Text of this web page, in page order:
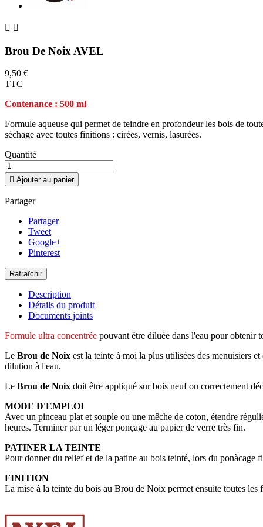
 
Brou De Noix AVEL
9,50 €
TTC
Contenance : 500 ml
Formule aqueuse qui permet de teindre en profondeur les bois de
séchage avec toutes finitions : cirées, vernis, lasurées.
Quantité
 Ajouter au panier
Partager
Partager
Tweet
Google+
Pinterest
Description
Détails du produit
Documents joints
Formule ultra concentrée pouvant être diluée dans l'eau pour obtenir
Le Brou de Noix est la teinte à moi la plus utilisées des menuisiers
dilution à l'eau.
Le Brou de Noix doit être appliqué sur bois neuf ou correctement
MODE D'EMPLOI
Avec un pinceau plat et souple ou une mêche de coton, étendre
heures. Terminer par un léger ponçage au papier de verre très fin.
PATINER LA TEINTE
Pour donner du relief et de la patine au bois teinté, lors du ponàcage
FINITION
La mise à la teinte du bois au Brou de Noix permet ensuite toutes les